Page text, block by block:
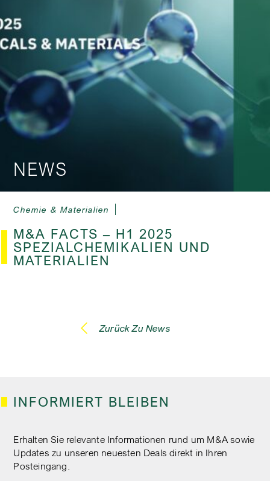
NEWS
Chemie & Materialien
M&A FACTS – H1 2025
SPEZIALCHEMIKALIEN UND
MATERIALIEN
Zurück Zu News
INFORMIERT BLEIBEN
Erhalten Sie relevante Informationen rund um M&A sowie
Updates zu unseren neuesten Deals direkt in Ihren
Posteingang.